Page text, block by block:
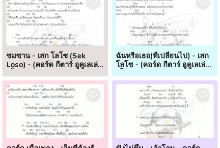
ซมซาน - เสก โลโซ (Sek
Loso) - (คอร์ด กีตาร์ อูคูเลเล่
ฉันหรือเธอ(ที่เปลี่ยนไป) - เสก
โลโซ - (คอร์ด กีตาร์ อูคูเลเล่